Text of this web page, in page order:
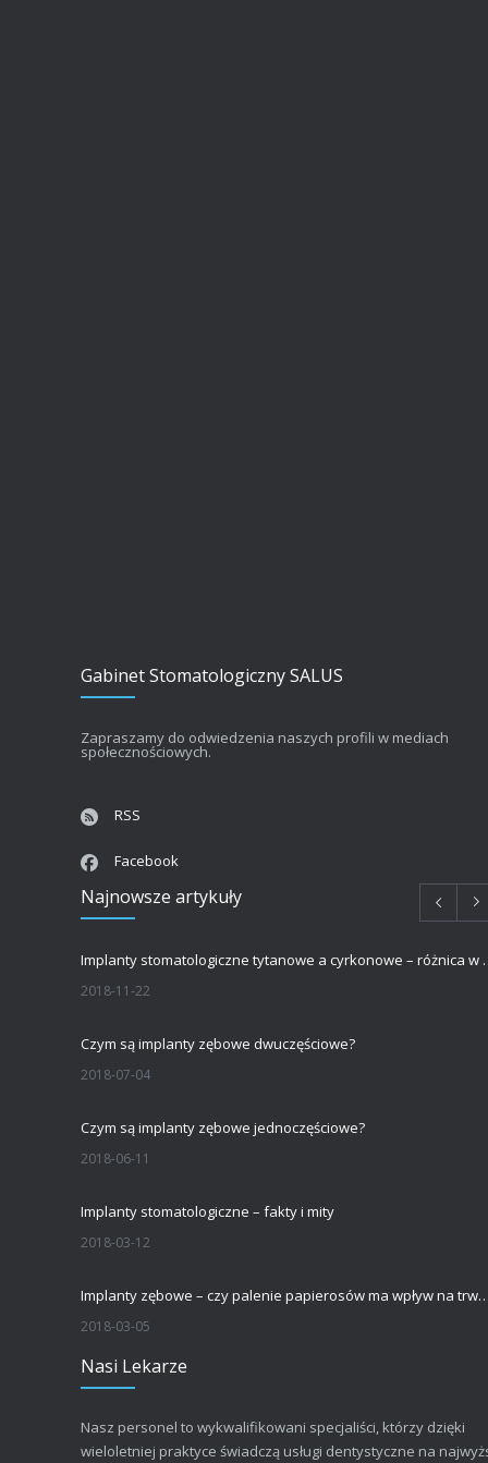
Gabinet Stomatologiczny SALUS
Zapraszamy do odwiedzenia naszych profili w mediach
społecznościowych.
RSS
Facebook
Najnowsze artykuły
Implanty
2018-11-22
Czym są implanty zębowe dwuczęściowe?
2018-07-04
Czym są implanty zębowe jednoczęściowe?
2018-06-11
Implanty stomatologiczne – fakty i mity
2018-03-12
Implanty zębowe – czy palenie papierosów ma
2018-03-05
Nasi Lekarze
Nasz personel to wykwalifikowani specjaliści, którzy dzięki
wieloletniej praktyce świadczą usługi dentystyczne na